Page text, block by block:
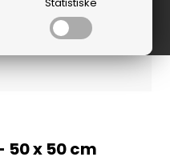
50 x 50 cm